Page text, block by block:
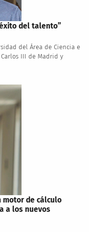
del talento”
del Área de Ciencia e
III de Madrid y
motor de cálculo
a los nuevos